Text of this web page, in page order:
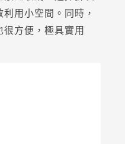
用小空間。同時，
方便，極具實用